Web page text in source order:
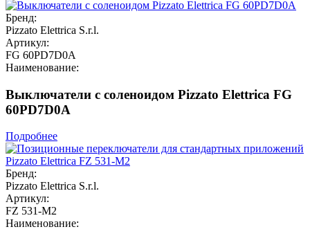
Бренд:
Pizzato Elettrica S.r.l.
Артикул:
FG 60PD7D0A
Наименование:
Выключатели с соленоидом Pizzato Elettrica FG
60PD7D0A
Подробнее
Бренд:
Pizzato Elettrica S.r.l.
Артикул:
FZ 531-M2
Наименование: